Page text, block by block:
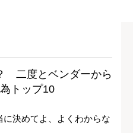
二度とベンダーから
トップ10
決めてよ、よくわからな